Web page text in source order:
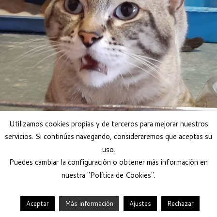
© 2026 Help Guau ·Funciona con · Diseñado con el Tema Customizr
Utilizamos cookies propias y de terceros para mejorar nuestros
servicios. Si continúas navegando, consideraremos que aceptas su
uso.
Puedes cambiar la configuración o obtener más información en
nuestra "Política de Cookies".
Aceptar Más información Ajustes Rechazar